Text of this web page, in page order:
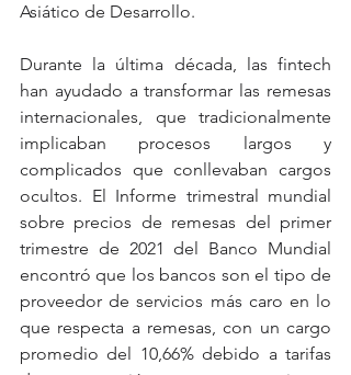
Asiático de Desarrollo.
Durante la última década, las fintech
han ayudado a transformar las remesas
internacionales, que tradicionalmente
implicaban procesos largos y
complicados que conllevaban cargos
ocultos. El Informe trimestral mundial
sobre precios de remesas del primer
trimestre de 2021 del Banco Mundial
encontró que los bancos son el tipo de
proveedor de servicios más caro en lo
que respecta a remesas, con un cargo
promedio del 10,66% debido a tarifas